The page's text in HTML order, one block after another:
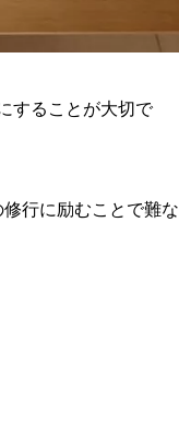
することが大切で
行に励むことで難な